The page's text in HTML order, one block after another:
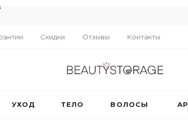
Скидки Отзывы Контакты
УХОД ТЕЛО ВОЛОСЫ